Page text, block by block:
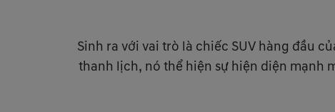
Sinh ra với vai trò là chiếc SUV hàng đầu
thanh lịch, nó thể hiện sự hiện diện mạnh